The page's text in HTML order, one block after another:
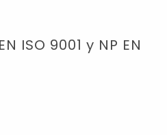
9001 y NP EN